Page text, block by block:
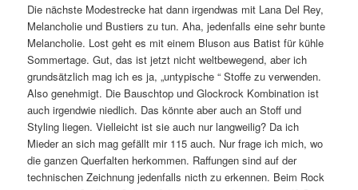
Die nächste Modestrecke hat dann irgendwas mit Lana Del Rey,
Melancholie und Bustiers zu tun. Aha, jedenfalls eine sehr bunte
Melancholie. Lost geht es mit einem Bluson aus Batist für kühle
Sommertage. Gut, das ist jetzt nicht weltbewegend, aber ich
grundsätzlich mag ich es ja, „untypische “ Stoffe zu verwenden.
Also genehmigt. Die Bauschtop und Glockrock Kombination ist
auch irgendwie niedlich. Das könnte aber auch an Stoff und
Styling liegen. Vielleicht ist sie auch nur langweilig? Da ich
Mieder an sich mag gefällt mir 115 auch. Nur frage ich mich, wo
die ganzen Querfalten herkommen. Raffungen sind auf der
technischen Zeichnung jedenfalls nicth zu erkennen. Beim Rock